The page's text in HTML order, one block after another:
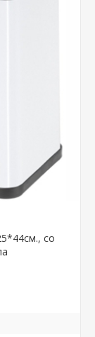
со